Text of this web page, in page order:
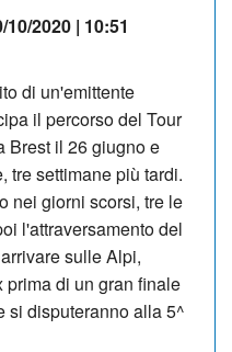
10/2020 | 10:51
di un'emittente
il percorso del Tour
Brest il 26 giugno e
tre settimane più tardi.
nei giorni scorsi, tre le
l'attraversamento del
sulle Alpi,
di un gran finale
si disputeranno alla 5^